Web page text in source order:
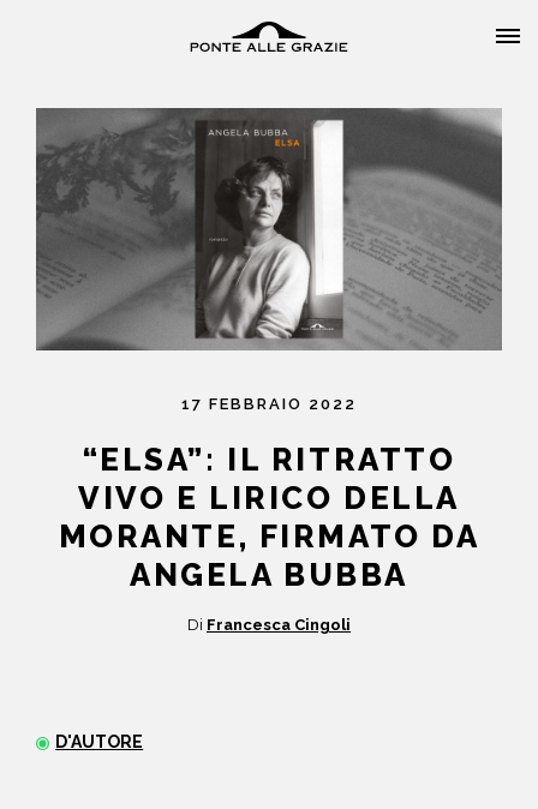
HOME
CHI SIAMO
AUTORI
EVENTI
NEWS
17 FEBBRAIO 2022
“ELSA”: IL RITRATTO
VIVO E LIRICO DELLA
MORANTE, FIRMATO DA
ANGELA BUBBA
Di Francesca Cingoli
D'AUTORE